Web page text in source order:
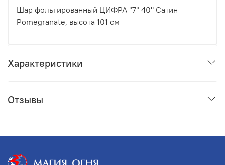
Шар фольгированный ЦИФРА "7" 40" Сатин
Pomegranate, высота 101 см
Характеристики
Отзывы